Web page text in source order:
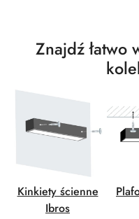
Znajdź łatwo
Kinkiety ścienne
Ibros